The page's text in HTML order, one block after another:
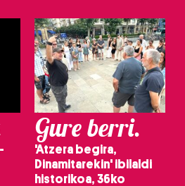
Gure berri.
'Atzera begira,
Dinamitarekin' ibilaldi
historikoa, 36ko